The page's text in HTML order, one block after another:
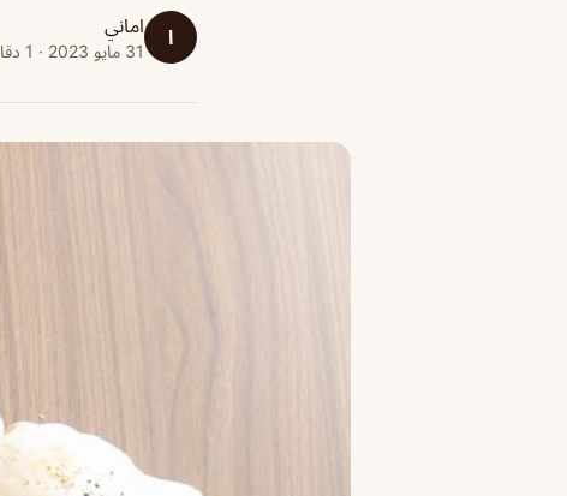
ا اماني
31 مايو 2023 · 1 دقائق قراءة